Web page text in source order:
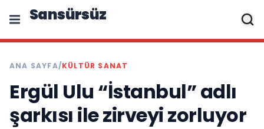
Sansürsüz
ANA SAYFA/KÜLTÜR SANAT
Ergül Ulu “İstanbul” adlı
şarkısı ile zirveyi zorluyor